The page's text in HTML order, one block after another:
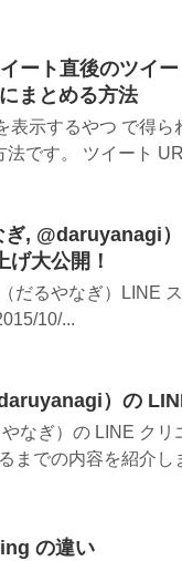
ート直後のツイ
まとめる方法
表示するやつ で得ら
です。 ツイート
ぎ, @daruyanagi
大公開！
だるやなぎ）LINE
10/...
）の
なぎ）の LINE ク
までの内容を紹介し
の違い